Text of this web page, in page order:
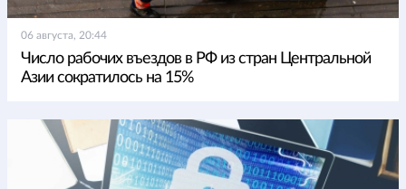
06 августа, 20:44
Число рабочих въездов в РФ из стран Центральной
Азии сократилось на 15%